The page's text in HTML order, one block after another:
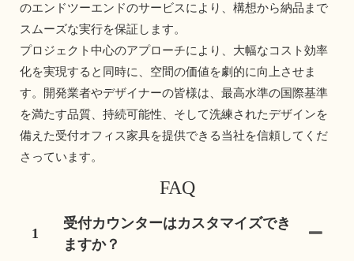
のエンドツーエンドのサービスにより、構想から納品まで
スムーズな実行を保証します。
プロジェクト中心のアプローチにより、大幅なコスト効率
化を実現すると同時に、空間の価値を劇的に向上させま
す。開発業者やデザイナーの皆様は、最高水準の国際基準
を満たす品質、持続可能性、そして洗練されたデザインを
備えた受付オフィス家具を提供できる当社を信頼してくだ
さっています。
FAQ
1
受付カウンターはカスタマイズでき
ますか？